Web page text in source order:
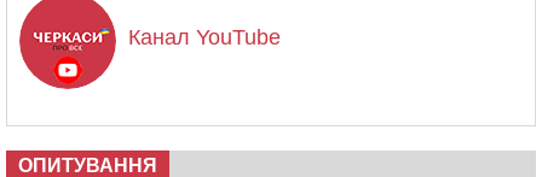
Канал YouTube
ОПИТУВАННЯ